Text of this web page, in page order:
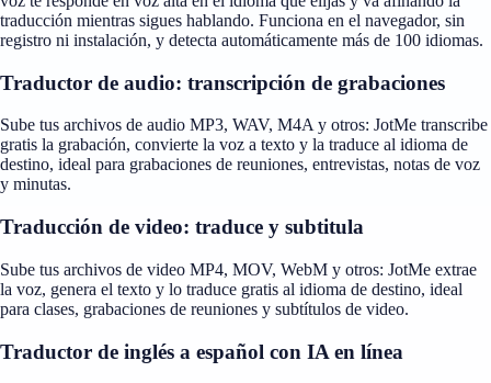
traducción mientras sigues hablando. Funciona en el navegador, sin
registro ni instalación, y detecta automáticamente más de 100 idiomas.
Traductor de audio: transcripción de grabaciones
Sube tus archivos de audio MP3, WAV, M4A y otros: JotMe transcribe
gratis la grabación, convierte la voz a texto y la traduce al idioma de
destino, ideal para grabaciones de reuniones, entrevistas, notas de voz
y minutas.
Traducción de video: traduce y subtitula
Sube tus archivos de video MP4, MOV, WebM y otros: JotMe extrae
la voz, genera el texto y lo traduce gratis al idioma de destino, ideal
para clases, grabaciones de reuniones y subtítulos de video.
Traductor de inglés a español con IA en línea